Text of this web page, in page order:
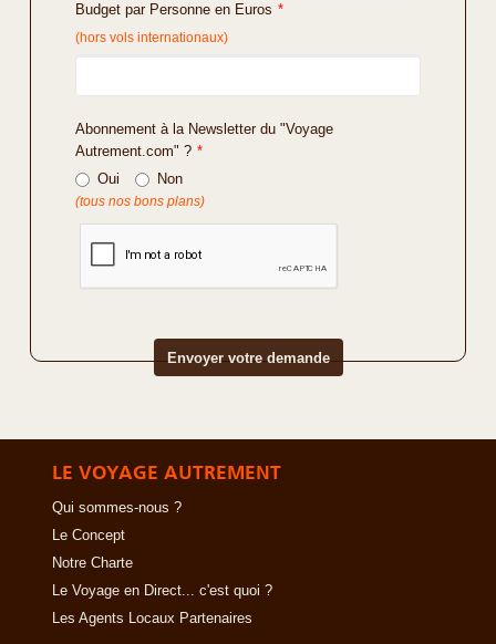
Budget par Personne en Euros *
(hors vols internationaux)
Abonnement à la Newsletter du "Voyage
Autrement.com" ? *
Oui
Non
(tous nos bons plans)
LE VOYAGE AUTREMENT
Qui sommes-nous ?
Le Concept
Notre Charte
Le Voyage en Direct... c'est quoi ?
Les Agents Locaux Partenaires